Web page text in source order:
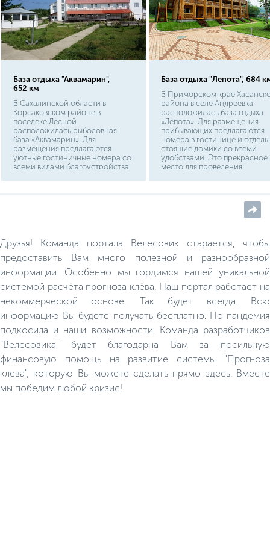
База отдыха "Аквамарин",
652 км
В Сахалинской области в
Корсаковском районе в
поселеке Лесной
расположилась рыболовная
база «Аквамарин». Для
размещения предлагаются
уютные гостиничные номера со
всеми видами благоустройства.
База отдыха "Лепота", 684
В Приморском крае
района в селе Андреевка
расположилась база отдыха
«Лепота». Для размещения
прибывающих предлагаются
номера в гостинице и
стоящие домики со всеми
удобствами. Это прекрасное
место для проведения
Друзья! Команда портала Велесовик старается, чтобы
предоставить Вам много полезной и разнообразной
информации. Особенно мы гордимся нашей уникальной
системой расчёта прогноза клёва. Наш портал работает на
некоммерческой основе. Так будет всегда. Всю
информацию Вы будете получать бесплатно. Но пандемия
подкосила и наши возможности. Команда разработчиков
"Велесовика" будет благодарна Вам за посильную
финансовую помощь на развитие системы "Прогноза
клева", которую Вы можете сделать прямо здесь. Вместе
мы победим любой кризис!